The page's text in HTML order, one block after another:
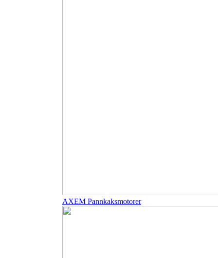
AXEM Pannkaksmotorer